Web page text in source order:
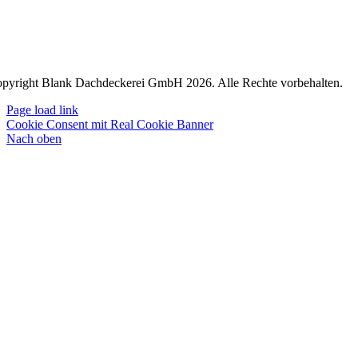
Blank Dachdeckerei GmbH 2026. Alle Rechte vorbehalten.
Page load link
Cookie Consent mit Real Cookie Banner
Nach oben